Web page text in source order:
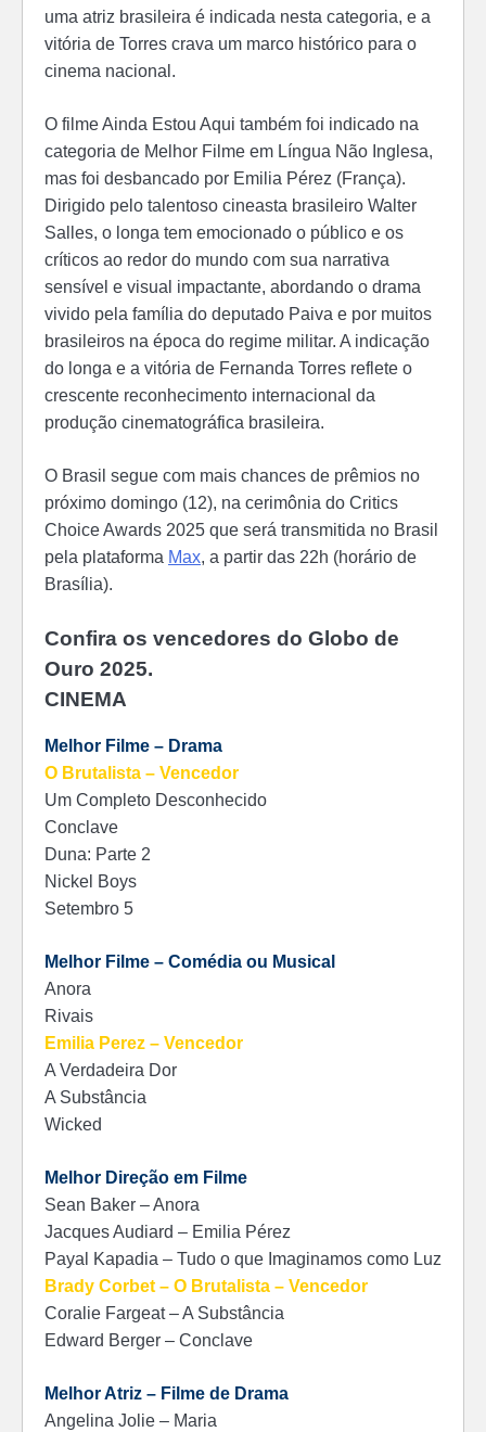
uma atriz brasileira é indicada nesta categoria, e a
vitória de Torres crava um marco histórico para o
cinema nacional.
O filme Ainda Estou Aqui também foi indicado na
categoria de Melhor Filme em Língua Não Inglesa,
mas foi desbancado por Emilia Pérez (França).
Dirigido pelo talentoso cineasta brasileiro Walter
Salles, o longa tem emocionado o público e os
críticos ao redor do mundo com sua narrativa
sensível e visual impactante, abordando o drama
vivido pela família do deputado Paiva e por muitos
brasileiros na época do regime militar. A indicação
do longa e a vitória de Fernanda Torres reflete o
crescente reconhecimento internacional da
produção cinematográfica brasileira.
O Brasil segue com mais chances de prêmios no
próximo domingo (12), na cerimônia do Critics
Choice Awards 2025 que será transmitida no Brasil
pela plataforma Max, a partir das 22h (horário de
Brasília).
Confira os vencedores do Globo de
Ouro 2025.
CINEMA
Melhor Filme – Drama
O Brutalista – Vencedor
Um Completo Desconhecido
Conclave
Duna: Parte 2
Nickel Boys
Setembro 5
Melhor Filme – Comédia ou Musical
Anora
Rivais
Emilia Perez – Vencedor
A Verdadeira Dor
A Substância
Wicked
Melhor Direção em Filme
Sean Baker – Anora
Jacques Audiard – Emilia Pérez
Payal Kapadia – Tudo o que Imaginamos como Luz
Brady Corbet – O Brutalista – Vencedor
Coralie Fargeat – A Substância
Edward Berger – Conclave
Melhor Atriz – Filme de Drama
Angelina Jolie – Maria